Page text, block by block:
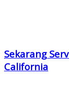
Sekarang
California